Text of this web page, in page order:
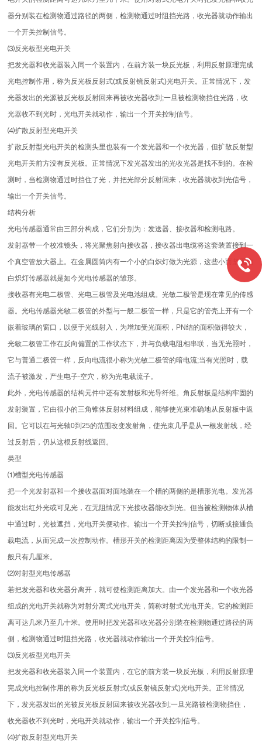
器分别装在检测物通过路径的两侧，检测物通过时阻挡光路，收光器就动作输出
一个开关控制信号。
⑶反光板型光电开关
把发光器和收光器装入同一个装置内，在前方装一块反光板，利用反射原理完成
光电控制作用，称为反光板反射式(或反射镜反射式)光电开关。正常情况下，发
光器发出的光源被反光板反射回来再被收光器收到;一旦被检测物挡住光路，收
光器收不到光时，光电开关就动作，输出一个开关控制信号。
⑷扩散反射型光电开关
扩散反射型光电开关的检测头里也装有一个发光器和一个收光器，但扩散反射型
光电开关前方没有反光板。正常情况下发光器发出的光收光器是找不到的。在检
测时，当检测物通过时挡住了光，并把光部分反射回来，收光器就收到光信号，
输出一个开关信号。
结构分析
光电传感器通常由三部分构成，它们分别为：发送器、接收器和检测电路。
发射器带一个校准镜头，将光聚焦射向接收器，接收器出电缆将这套装置接到一
个真空管放大器上。在金属圆筒内有一个小的白炽灯做为光源，这些小而坚固的
白炽灯传感器就是如今光电传感器的雏形。
接收器有光电二极管、光电三极管及光电池组成。光敏二极管是现在常见的传感
器。光电传感器光敏二极管的外型与一般二极管一样，只是它的管壳上开有一个
嵌着玻璃的窗口，以便于光线射入，为增加受光面积，PN结的面积做得较大，
光敏二极管工作在反向偏置的工作状态下，并与负载电阻相串联，当无光照时，
它与普通二极管一样，反向电流很小称为光敏二极管的暗电流;当有光照时，载
流子被激发，产生电子-空穴，称为光电载流子。
此外，光电传感器的结构元件中还有发射板和光导纤维。角反射板是结构牢固的
发射装置，它由很小的三角锥体反射材料组成，能够使光束准确地从反射板中返
回。它可以在与光轴0到25的范围改变发射角，使光束几乎是从一根发射线，经
过反射后，仍从这根反射线返回。
类型
⑴槽型光电传感器
把一个光发射器和一个接收器面对面地装在一个槽的两侧的是槽形光电。发光器
能发出红外光或可见光，在无阻情况下光接收器能收到光。但当被检测物体从槽
中通过时，光被遮挡，光电开关便动作。输出一个开关控制信号，切断或接通负
载电流，从而完成一次控制动作。槽形开关的检测距离因为受整体结构的限制一
般只有几厘米。
⑵对射型光电传感器
若把发光器和收光器分离开，就可使检测距离加大。由一个发光器和一个收光器
组成的光电开关就称为对射分离式光电开关，简称对射式光电开关。它的检测距
离可达几米乃至几十米。使用时把发光器和收光器分别装在检测物通过路径的两
侧，检测物通过时阻挡光路，收光器就动作输出一个开关控制信号。
⑶反光板型光电开关
把发光器和收光器装入同一个装置内，在它的前方装一块反光板，利用反射原理
完成光电控制作用的称为反光板反射式(或反射镜反射式)光电开关。正常情况
下，发光器发出的光被反光板反射回来被收光器收到;一旦光路被检测物挡住，
收光器收不到光时，光电开关就动作，输出一个开关控制信号。
⑷扩散反射型光电开关